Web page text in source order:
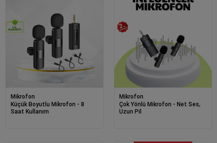
Mikrofon
Küçük Boyutlu Mikrofon - 8
Saat Kullanım
Mikrofon
Çok Yönlü Mikrofon - Net Ses,
Uzun Pil